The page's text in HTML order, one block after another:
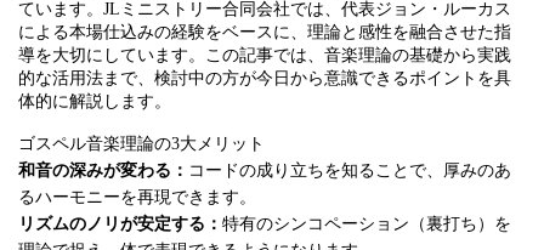
ています。JLミニストリー合同会社では、代表ジョン・ルーカス
による本場仕込みの経験をベースに、理論と感性を融合させた指
導を大切にしています。この記事では、音楽理論の基礎から実践
的な活用法まで、検討中の方が今日から意識できるポイントを具
体的に解説します。
ゴスペル音楽理論の3大メリット
和音の深みが変わる： コードの成り立ちを知ることで、厚みのあ
るハーモニーを再現できます。
リズムのノリが安定する： 特有のシンコペーション（裏打ち）を